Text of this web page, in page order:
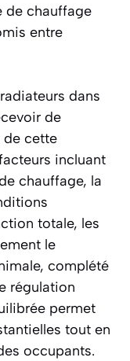
de chauffage
entre
dans
de
de cette
incluant
chauffage, la
totale, les
le
complété
régulation
permet
tout en
occupants.